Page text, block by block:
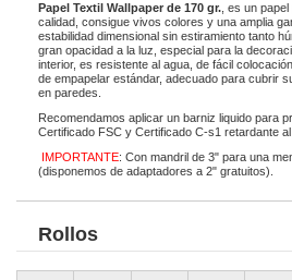
Papel Textil Wallpaper de 170 gr. , es un
calidad, consigue vivos colores y una amplia
estabilidad dimensional sin estiramiento tanto
gran opacidad a la luz, especial para la
interior, es resistente al agua, de fácil
de empapelar estándar, adecuado para cubrir
en paredes.
Recomendamos aplicar un barniz liquido para
Certificado FSC y Certificado C-s1 retardante al
IMPORTANTE: Con mandril de 3" para una
(disponemos de adaptadores a 2" gratuitos).
Rollos